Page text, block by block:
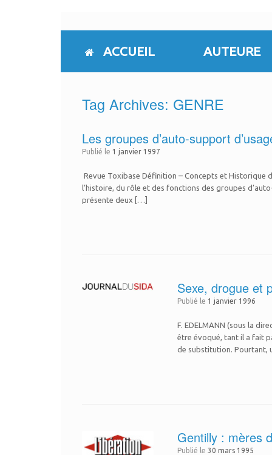
to
ACCUEIL AUTEURE
Tag Archives: GENRE
Les groupes d’auto-support
Publié le 1 janvier 1997
Revue Toxibase Définition – Concepts et Historique
l’histoire, du rôle et des fonctions des groupes
présente deux […]
Sexe, drogue et
Publié le 1 janvier 1996
F. EDELMANN (sous la
être évoqué, tant il a fait
de substitution.
Gentilly : mères
Publié le30 mars 1995